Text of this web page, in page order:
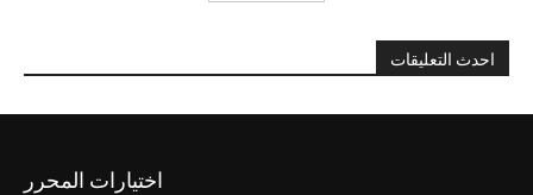
احدث التعليقات
اختيارات المحرر